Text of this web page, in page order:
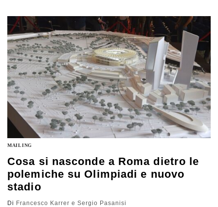
MAILING
Cosa si nasconde a Roma dietro le
polemiche su Olimpiadi e nuovo
stadio
Di Francesco Karrer e Sergio Pasanisi